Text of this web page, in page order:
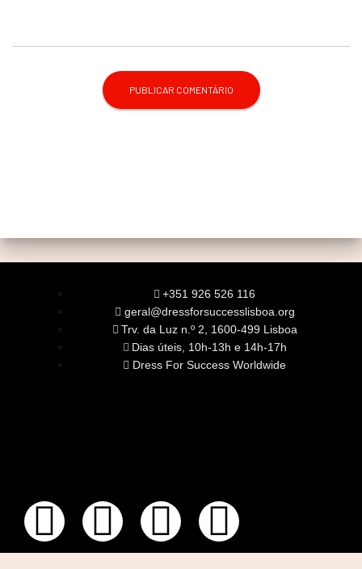
+351 926 526 116
geral@dressforsuccesslisboa.org
Trv. da Luz n.º 2, 1600-499 Lisboa
Dias úteis, 10h-13h e 14h-17h
Dress For Success Worldwide